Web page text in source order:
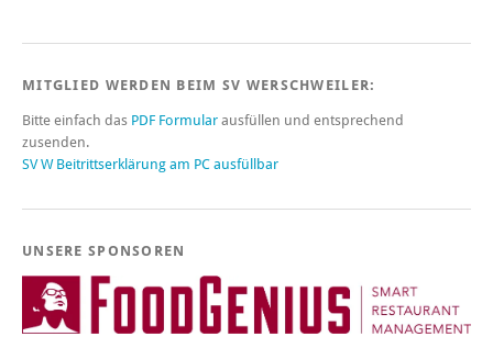
MITGLIED WERDEN BEIM SV WERSCHWEILER:
Bitte einfach das PDF Formular ausfüllen und entsprechend
zusenden.
SV W Beitrittserklärung am PC ausfüllbar
UNSERE SPONSOREN